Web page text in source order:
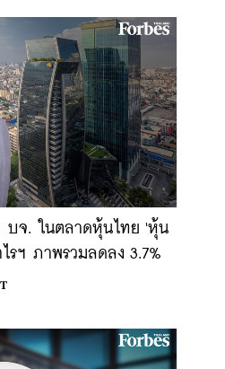
บจ. ในตลาดหุ้นไทย 'หุ้น
รฯ ภาพรวมลดลง 3.7%